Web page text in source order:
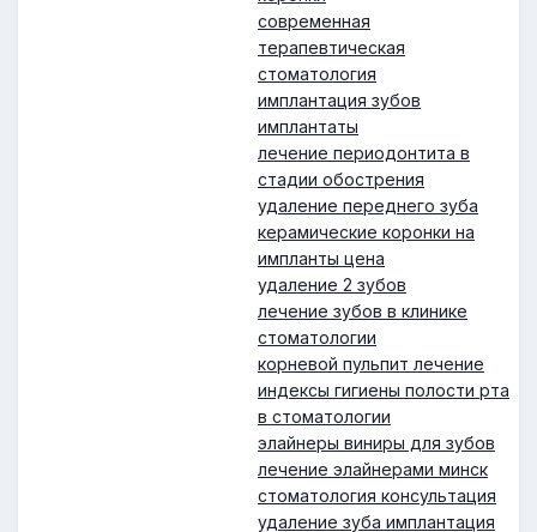
современная
терапевтическая
стоматология
имплантация зубов
имплантаты
лечение периодонтита в
стадии обострения
удаление переднего зуба
керамические коронки на
импланты цена
удаление 2 зубов
лечение зубов в клинике
стоматологии
корневой пульпит лечение
индексы гигиены полости рта
в стоматологии
элайнеры виниры для зубов
лечение элайнерами минск
стоматология консультация
удаление зуба имплантация